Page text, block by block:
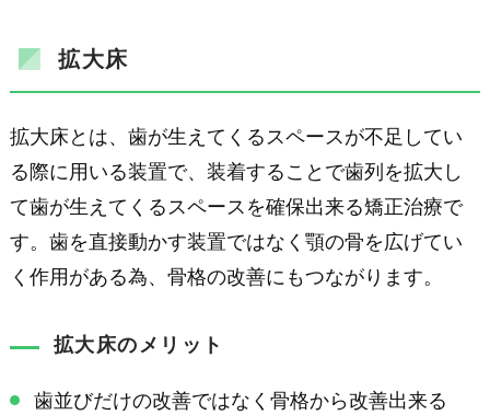
拡大床
拡大床とは、歯が生えてくるスペースが不足してい
る際に用いる装置で、装着することで歯列を拡大し
て歯が生えてくるスペースを確保出来る矯正治療で
す。歯を直接動かす装置ではなく顎の骨を広げてい
く作用がある為、骨格の改善にもつながります。
拡大床のメリット
歯並びだけの改善ではなく骨格から改善出来る